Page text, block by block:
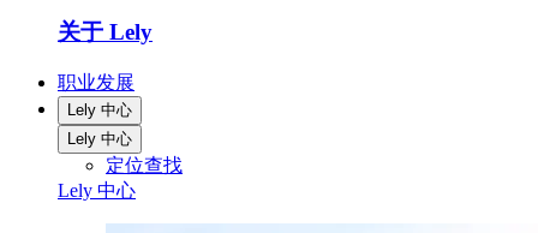
关于 Lely
职业发展
Lely 中心
Lely 中心
定位查找
Lely 中心